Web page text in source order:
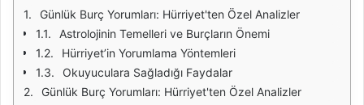
Günlük Burç Yorumları: Hürriyet'ten Özel Analizler
Astrolojinin Temelleri ve Burçların Önemi
Hürriyet’in Yorumlama Yöntemleri
Okuyuculara Sağladığı Faydalar
Günlük Burç Yorumları: Hürriyet'ten Özel Analizler